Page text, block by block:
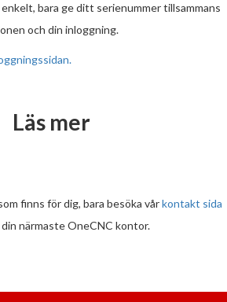
bara ge ditt serienummer tillsammans
och din inloggning.
Läs mer
finns för dig, bara besöka vårkontakt sida
närmaste OneCNC kontor.